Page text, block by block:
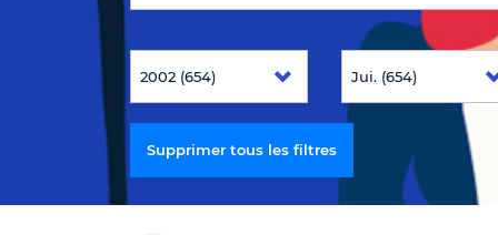
Supprimer tous les filtres